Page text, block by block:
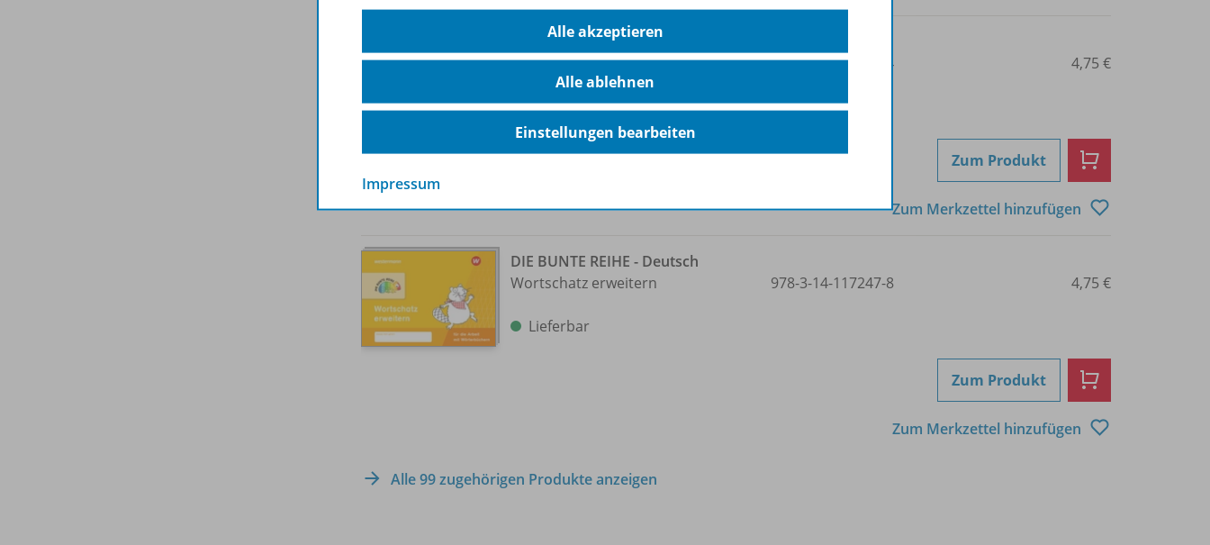
DIE BUNTE REIHE - Deutsch
Nachschlagen üben
Lieferbar
978-3-14-117245-4 4,75 €
Zum Produkt
Zum Merkzettel hinzufügen
DIE BUNTE REIHE - Deutsch
Wortschatz erweitern
Lieferbar
978-3-14-117247-8 4,75 €
Zum Produkt
Zum Merkzettel hinzufügen
Alle 99 zugehörigen Produkte anzeigen
Alle akzeptieren
Alle ablehnen
Einstellungen bearbeiten
Impressum